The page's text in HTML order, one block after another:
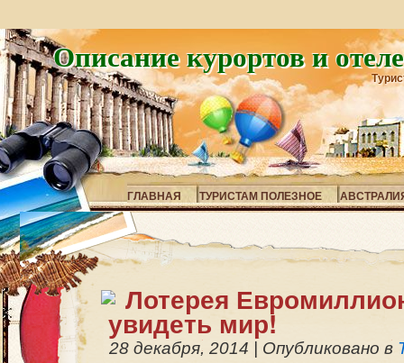
Описание курортов и
ГЛАВНАЯ ТУРИСТАМ ПОЛЕЗНОЕ
Лотерея
увидеть мир!
28 декабря, 2014 Опубликовано в